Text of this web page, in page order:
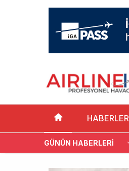
HABERLER
GÜNÜN HABERLERI